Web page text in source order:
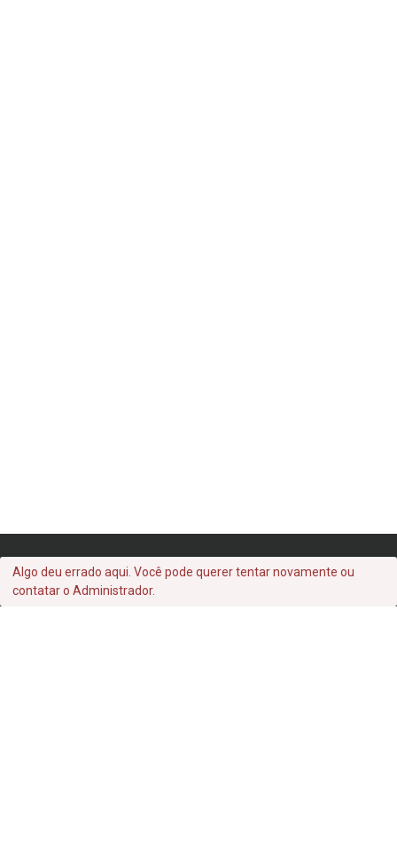
Archives
Algo deu errado aqui. Você pode querer tentar novamente ou
contatar o Administrador.